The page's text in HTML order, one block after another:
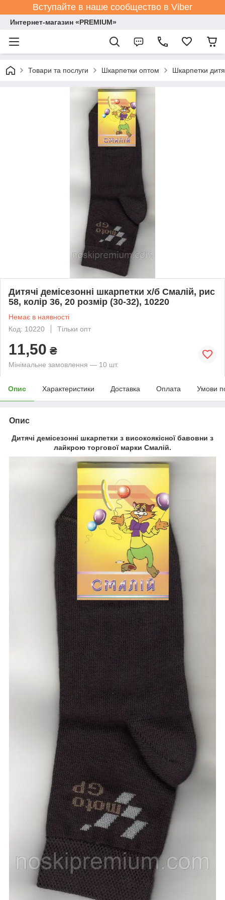
Вступайте в наше сообщество в Viber
Интернет-магазин «PREMIUM»
Товари та послуги Шкарпетки оптом Шкарпетки
Дитячі демісезонні шкарпетки х/б Смалій, рис
58, колір 36, 20 розмір (30-32), 10220
Немає в наявності
Код: 10220
Тільки опт
11,50 ₴
Мінімальне замовлення — 10 шт.
Опис Характеристики Доставка Оплата Умови
Опис
Дитячі демісезонні шкарпетки з високоякісної бавовни з
лайкрою торгової марки Смалій.